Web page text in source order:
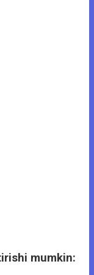
mumkin: